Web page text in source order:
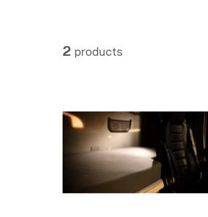
2 products